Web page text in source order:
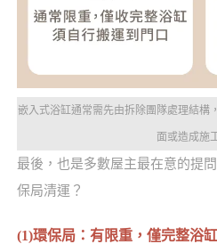
嵌入式浴缸通常需先由拆除團隊處理結構
面或造成施
最後，也是多數屋主最在意的提
保局清運？
(1)環保局：有限重，僅完整浴